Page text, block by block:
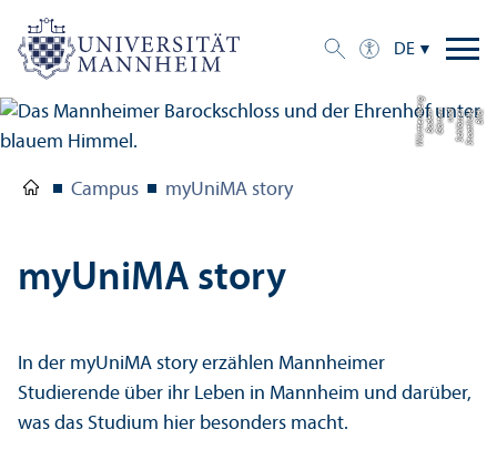
DE
Bil
d:
S
t
a
a
tli
c
h
e
S
c
hl
ö
s
s
e
r
u
n
d
G
ä
r
t
e
n
B
a
d
e
n-
W
ü
r
t
t
e
m
b
e
r
g
Campus myUniMA story
myUniMA story
In der myUniMA story erzählen Mannheimer
Studierende über ihr Leben in Mannheim und darüber,
was das Studium hier besonders macht.